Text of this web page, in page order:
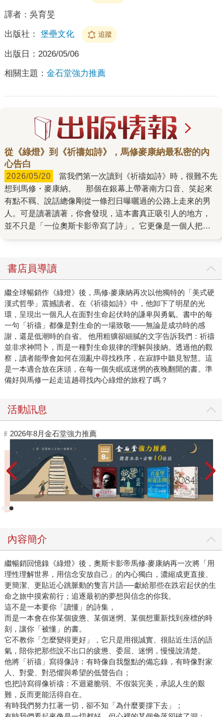
譯者： 吳育旻
出版社： 堡壘文化 追蹤
出版日： 2026/05/06
相關主題： 金石堂強力推薦
從《綠燈》到《祈禱如詩》，馬修麥康納最私密的內
心告白
2026/05/20
想到馬修・麥康納。 那個在銀幕上帶著南方口音、笑起來
有點不羈、說話總像剛從一條烈日曝曬過的公路上走來的男
人。可是讀著讀著，你會發現，這本書真正吸引人的地方，
並不只是「一位奧斯卡影帝寫了詩」。它更像是一個人把自
是我走過來的證據。 《祈禱如詩》不是一本傳統意義上的
詩集，也不是那種試圖用漂亮句子包裝人生答案的勵志書。
它更接近一本私人的生命筆記，一本在週六夜晚與週日清晨
之間寫成的書。它有酒吧裡的喧鬧，也有教堂長椅上的安
靜；有男人對世界的凝視，也有一個父親、丈夫、信徒、浪
子與普通人對自己的叩問。他寫的不是端正無瑕的信仰，而
是一種帶著泥土、汗水與生活氣味的信念。他不急著給讀者
標準答案，而是把那些曾經困住他的念頭、使他跌倒的慾
望、讓他重新站起來的微光，寫成一行一行像祈禱，也像自
白的文字。 這本書迷人的地方，在於它並不假裝人生可以
在最不像祈禱的時刻，突然聽見內心深處某種微弱卻堅定的
像一段鄉村歌曲的副歌，有時又像他對自己孩子留下的某種
人生備忘錄。它不端著文學的架子，卻有一種粗糲而真誠的
節奏；不刻意高深，卻常在簡單的句子裡，讓人停下來想一
想自己正在如何生活。 我們會想把《祈禱如詩》介紹給讀
者，不只是因為它出自一位知名演員之手，而是因為它保留
了一種在今日格外稀有的誠實。這個時代有太多快餐式的建
議、標準化的成功學、被修飾過的人生姿態，但這本書沒有
需要的，不是立刻變得完美，而是願意看見並承認自己的裂
縫，願意在混亂之中仍然向內尋找，願意在世俗生活裡，替
靈魂保留一點空位。 祈禱不一定只存在於莊嚴的場所。它
也可能在開車回家的路上，在深夜無人的廚房裡，在孩子睡
著後的片刻安靜裡，在一個人終於願意面對自己的時候發
生。而詩，也不一定總是華麗或難懂的語言。它可以是一句
突然擊中你的話，一段你曾經說不出口的心情，一個人在活
過半生之後，仍然願意低聲問世界、問上帝、也問自己：我
該如何把這一生過得更像我自己？ 《祈禱如詩》寫的正是
這樣的時刻。 它不是要替你定義信仰，也不是要替你安排
人生方向。它只是把一個人誠實活著所留下的聲音，放到你
面前。當你翻開它，也許你讀見的是麥康納；但更可能在某
些句子裡，你會忽然讀見自己。
書店員導讀
繼全球暢銷作《綠燈》後，馬修‧麥康納再次以他獨特的「美式硬
漢式哲學」震撼讀者。在《祈禱如詩》中，他卸下了明星的光
環，呈現出一個凡人在面對生命起伏時的謙卑與勇氣。書中的每
一句「祈禱」都像是對生命的一場致敬——無論是成功時的感
謝，還是低潮時的自省。 他用粗獷卻細膩的文字告訴我們：祈禱
並非求神問卜，而是一種對生命規律的理解與接納。透過他的觀
察，讀者能學會如何在混亂中尋找秩序，在寂靜中聽見智慧。這
是一本適合放在床頭，在每一個失眠或迷惘的夜晚翻開的書。準
備好與馬修一起走這趟尋找內心綠燈的旅程了嗎？
活動訊息
2026年8月金石堂強力推薦
內容簡介
繼暢銷回憶錄《綠燈》後，奧斯卡影帝馬修‧麥康納再一次將「用
理性理解世界，用信念安放自己」的內心獨白，濃縮成更直接、
更簡潔、更貼近心跳脈動的隻言片語──獻給那些在跌宕起伏的生
命之旅中摸索前行；追逐最初的夢想與信念的你我。
這不是一本要你「讀懂」的詩集，
而是一本會在你某個疲憊、某個迷惘、某個想重新找到座標的時
刻，讓你「被懂」的書。
它不教你「怎麼變得更好」，它只是用很誠實、很貼近生活的語
氣，陪你把那些說不出口的疲憊、委屈、迷惘，慢慢說清楚。
他將「祈禱」寫得像詩：有時像自我盤點的備忘錄，有時像對家
人、對愛、對恐懼與希望的低聲告白；
也把詩寫得像祈禱：不迴避脆弱、不假裝完美，承認人生的艱
難，反而更能活得自在。
有時我們努力扛著一切，卻不知「為什麼要撐下去」；